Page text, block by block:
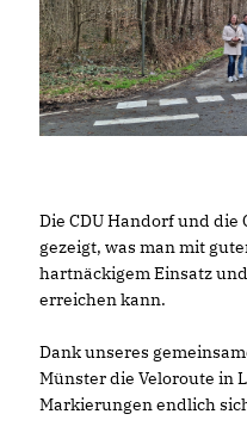
Die CDU Handorf und die
gezeigt, was man mit
hartnäckigem Einsatz
erreichen kann.
Dank unseres
Münster die Veloroute in
Markierungen endlich